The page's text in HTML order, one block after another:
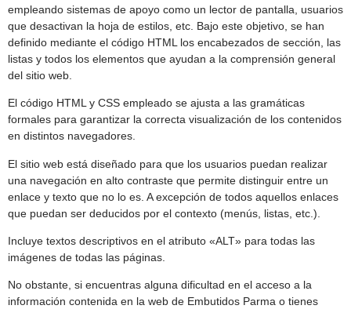
empleando sistemas de apoyo como un lector de pantalla, usuarios
que desactivan la hoja de estilos, etc. Bajo este objetivo, se han
definido mediante el código HTML los encabezados de sección, las
listas y todos los elementos que ayudan a la comprensión general
del sitio web.
El código HTML y CSS empleado se ajusta a las gramáticas
formales para garantizar la correcta visualización de los contenidos
en distintos navegadores.
El sitio web está diseñado para que los usuarios puedan realizar
una navegación en alto contraste que permite distinguir entre un
enlace y texto que no lo es. A excepción de todos aquellos enlaces
que puedan ser deducidos por el contexto (menús, listas, etc.).
Incluye textos descriptivos en el atributo «ALT» para todas las
imágenes de todas las páginas.
No obstante, si encuentras alguna dificultad en el acceso a la
información contenida en la web de Embutidos Parma o tienes